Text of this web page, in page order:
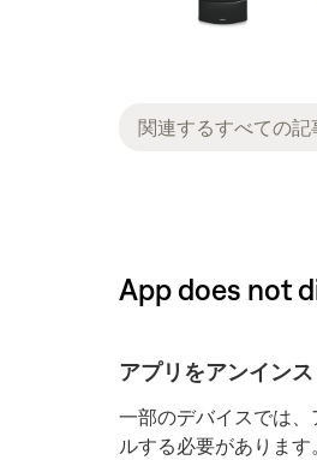
App does not
アプリをアンイン
一部のデバイスでは
ルする必要がありま